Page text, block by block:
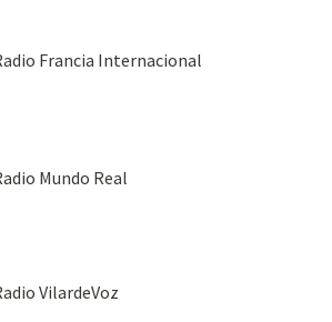
Francia Internacional
Mundo Real
VilardeVoz